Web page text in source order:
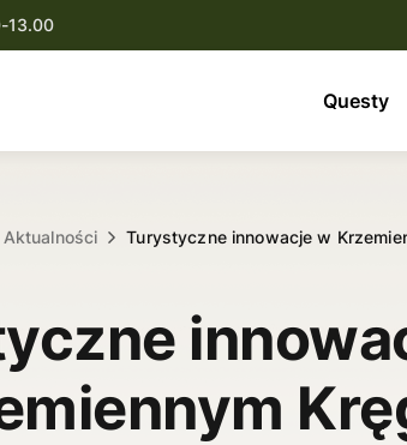
13.00
Questy
O nas
Kontakt
Aktualności Turystyczne innowacje w